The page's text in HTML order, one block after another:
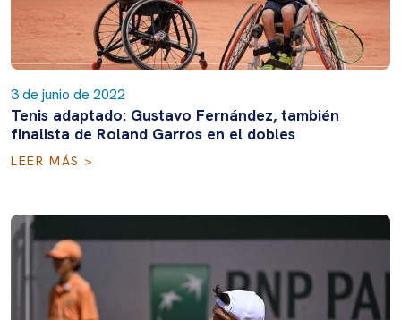
3 de junio de 2022
Tenis adaptado: Gustavo Fernández, también
finalista de Roland Garros en el dobles
LEER MÁS >